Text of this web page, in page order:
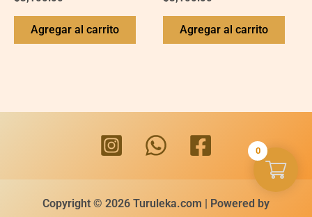
Agregar al carrito Agregar al carrito
Copyright © 2026 Turuleka.com | Powered by
0